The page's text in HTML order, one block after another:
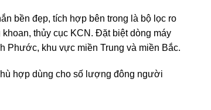
bền đẹp, tích hợp bên trong là bộ lọc ro
thủy cục KCN. Đặt biệt dòng máy
Phước, khu vực miền Trung và miền Bắc.
hợp dùng cho số lượng đông người